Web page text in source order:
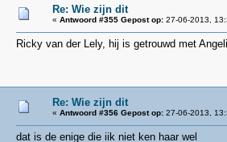
Re: Wie zijn dit
« Antwoord #355 Gepost op:27-06-2013,
Ricky van der Lely, hij is getrouwd met
Re: Wie zijn dit
« Antwoord #356 Gepost op:27-06-2013,
dat is de enige die iik niet ken haar wel